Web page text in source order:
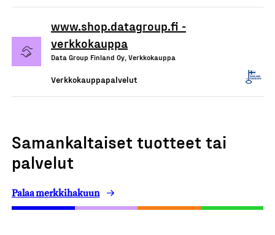
www.shop.datagroup.fi -
verkkokauppa
Data Group Finland Oy, Verkkokauppa
Verkkokauppapalvelut
Samankaltaiset tuotteet tai
palvelut
Palaa merkkihakuun